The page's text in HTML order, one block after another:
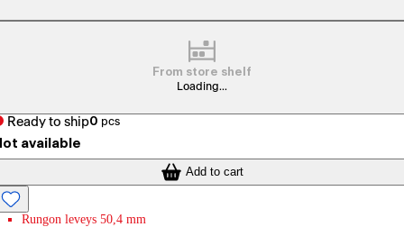
From store shelf
Loading...
Ready to ship0 pcs
available
Add to cart
Rungon leveys 50,4 mm